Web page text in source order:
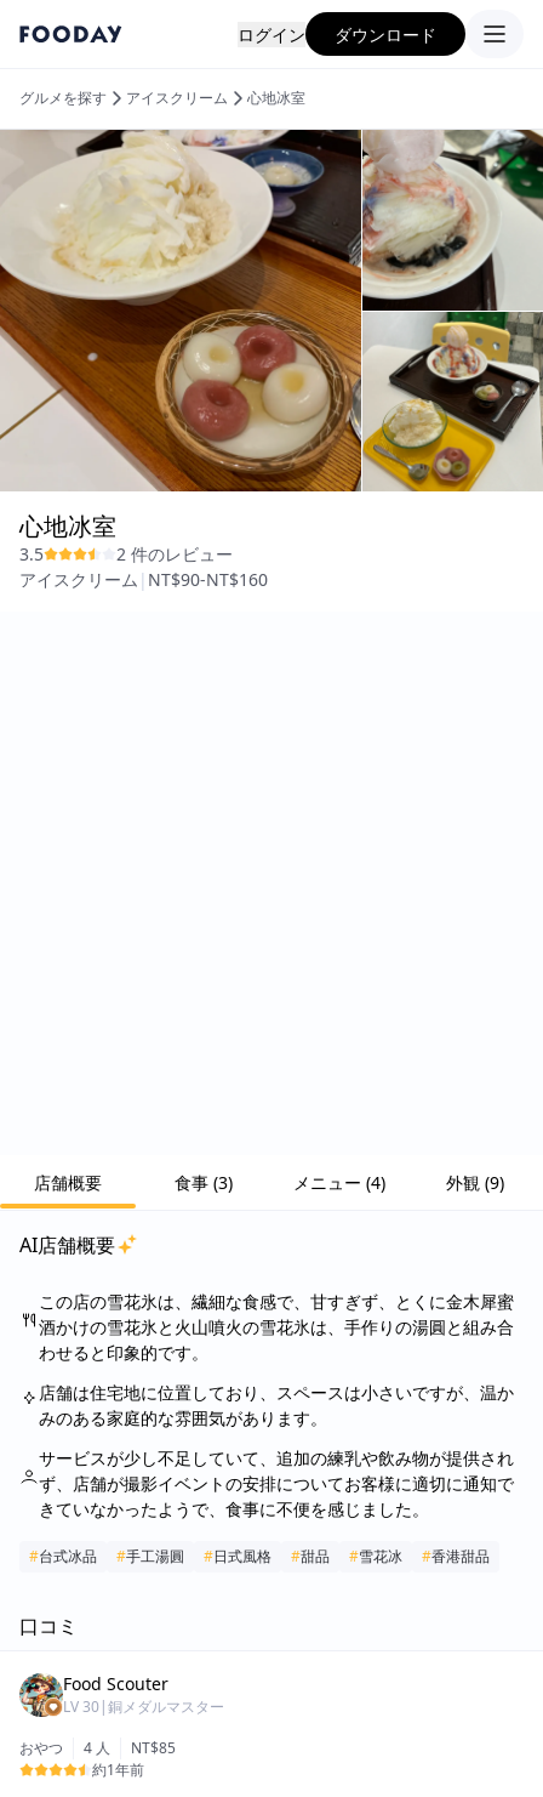
ログイン ダウンロード
グルメを探す アイスクリーム 心地冰室
心地冰室
3.5
2 件のレビュー
アイスクリーム | NT$90-NT$160
店舗概要 食事 (3) メニュー (4) 外観 (9)
AI店舗概要
この店の雪花氷は、繊細な食感で、甘すぎず、とくに金木犀蜜
酒かけの雪花氷と火山噴火の雪花氷は、手作りの湯圓と組み合
わせると印象的です。
店舗は住宅地に位置しており、スペースは小さいですが、温か
みのある家庭的な雰囲気があります。
サービスが少し不足していて、追加の練乳や飲み物が提供され
ず、店舗が撮影イベントの安排についてお客様に適切に通知で
きていなかったようで、食事に不便を感じました。
#台式冰品 #手工湯圓 #日式風格 #甜品 #雪花冰 #香港甜品
口コミ
Food Scouter
LV30|銅メダルマスター
おやつ
4 人
NT$85
約1年前